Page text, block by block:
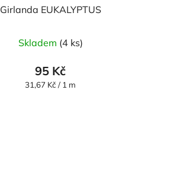
Girlanda EUKALYPTUS
Skladem (4 ks)
95 Kč
Měrná
31,67 Kč / 1 m